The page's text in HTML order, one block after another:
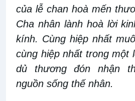
của lễ chan hoà mến
Cha nhân lành hoà lời
kính. Cùng hiệp nhất
cùng hiệp nhất trong một
dủ thương đón nhận
nguồn sống thế nhân.